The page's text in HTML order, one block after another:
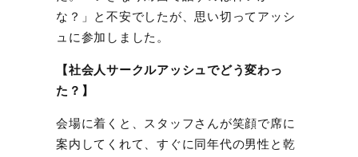
な？」と不安でしたが、思い切ってアッシ
ュに参加しました。
【社会人サークルアッシュでどう変わっ
た？】
会場に着くと、スタッフさんが笑顔で席に
案内してくれて、すぐに同年代の男性と乾